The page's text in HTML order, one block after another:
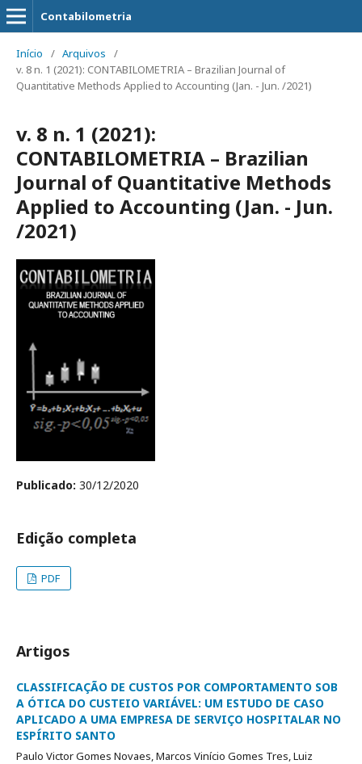
Contabilometria
Início / Arquivos
/
v. 8 n. 1 (2021): CONTABILOMETRIA – Brazilian Journal of
Quantitative Methods Applied to Accounting (Jan. - Jun. /2021)
v. 8 n. 1 (2021):
CONTABILOMETRIA – Brazilian
Journal of Quantitative Methods
Applied to Accounting (Jan. - Jun.
/2021)
Publicado: 30/12/2020
Edição completa
PDF
Artigos
CLASSIFICAÇÃO DE CUSTOS POR COMPORTAMENTO SOB
A ÓTICA DO CUSTEIO VARIÁVEL: UM ESTUDO DE CASO
APLICADO A UMA EMPRESA DE SERVIÇO HOSPITALAR NO
ESPÍRITO SANTO
Paulo Victor Gomes Novaes, Marcos Vinício Gomes Tres, Luiz